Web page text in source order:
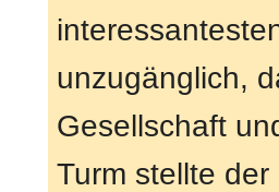
unzugänglich,
Gesellschaft
Turm stellte der